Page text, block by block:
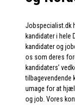
Jobspecialist.dk
kandidater i hele
kandidater og
os som deres
kandidaters’
tilbagevendende
umage for at
og job. Vores